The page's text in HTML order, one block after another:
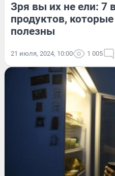
Зря вы их не ели: 7
продуктов,
полезны
21 июля, 2024, 10:00 1 005